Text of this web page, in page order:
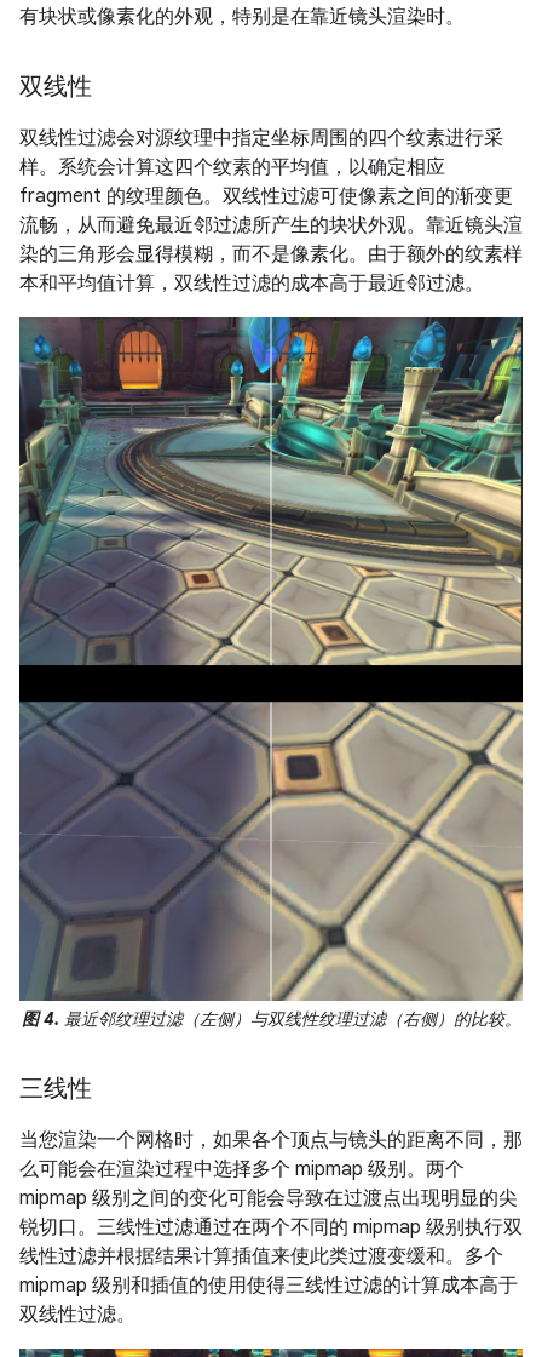
有块状或像素化的外观，特别是在靠近镜头渲染时。
双线性
双线性过滤会对源纹理中指定坐标周围的四个纹素进行采
样。系统会计算这四个纹素的平均值，以确定相应
fragment 的纹理颜色。双线性过滤可使像素之间的渐变更
流畅，从而避免最近邻过滤所产生的块状外观。靠近镜头渲
染的三角形会显得模糊，而不是像素化。由于额外的纹素样
本和平均值计算，双线性过滤的成本高于最近邻过滤。
图 4. 最近邻纹理过滤（左侧）与双线性纹理过滤（右侧）的比较。
三线性
当您渲染一个网格时，如果各个顶点与镜头的距离不同，那
么可能会在渲染过程中选择多个 mipmap 级别。两个
mipmap 级别之间的变化可能会导致在过渡点出现明显的尖
锐切口。三线性过滤通过在两个不同的 mipmap 级别执行双
线性过滤并根据结果计算插值来使此类过渡变缓和。多个
mipmap 级别和插值的使用使得三线性过滤的计算成本高于
双线性过滤。